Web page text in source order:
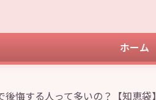
ホーム
悔する人って多いの？【知恵袋】